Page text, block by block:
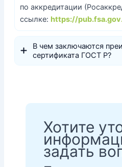
по аккредитации
ссылке: https://
В чем заключаются
сертификата ГОСТ Р?
Хотите
задать